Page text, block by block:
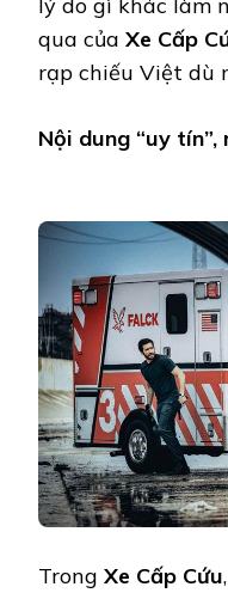
qua của Xe Cấp
rạp chiếu Việt dù
Nội dung “uy
Trong Xe Cấp Cứu